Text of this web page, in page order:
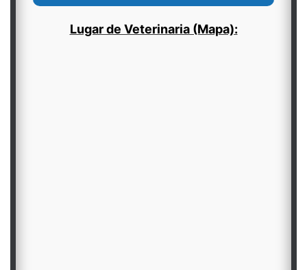
Lugar de Veterinaria (Mapa):